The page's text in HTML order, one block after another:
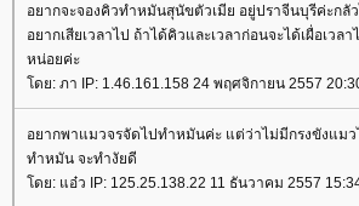
อยากจะจองคิวทำหมันสุนัขตัวเมีย อยู่ปราจีนบุรีค่ะกลั
อยากเสียเวลาไป ถ้าได้คิวและเวลาก่อนจะได้เผื่อเว
หน่อยค่ะ
ดย: ภา IP: 1.46.161.158 24 พฤศจิกายน 2557
อยากพาแมวจรจัดไปทำหมันค่ะ แต่ว่าไม่มีกรงขังแมว
ทำหมัน จะทำงัยดี
ดย: แอ๋ว IP: 125.25.138.22 11 ธันวาคม 2557